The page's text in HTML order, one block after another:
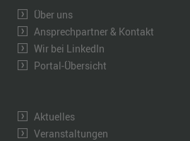
Über uns
Ansprechpartner & Kontakt
Wir bei LinkedIn
Portal-Übersicht
Aktuelles
Veranstaltungen